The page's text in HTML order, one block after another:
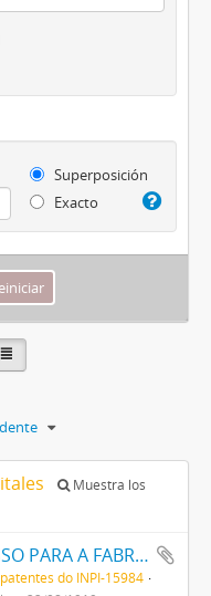
Superposición
Exacto
Muestra los
UM NOVO PROCESSO PARA A FABRICAÇÃO DE TINTAS EM PÓ POR MEIO DA PRECIPITAÇÃO E FIXAÇÃO DE TINTAS ANILINAS SOBRE CORPOS MINERAES
do INPI-15984